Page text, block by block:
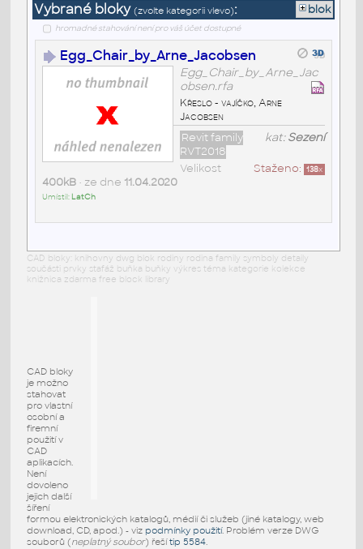
Vybrané bloky (zvolte kategorii vlevo): blok
hromadné stahování není pro váš účet dostupné
Egg_Chair_by_Arne_Jacobsen
Egg_Chair_by_Arne_Jac
obsen.rfa
Křeslo - vajíčko, Arne
Jacobsen
kat:Sezení
Revit family
RVT2018
Staženo: 138x
Velikost
400kB• ze dne 11.04.2020
Umístil: LatCh
CAD bloky: knihovny dwg blok rodiny rodina family symboly detaily
součásti prvky stafáž buňka buňky výkres téma kategorie kolekce
knižnica zdarma free block library
CAD bloky
je možno
stahovat
pro vlastní
osobní a
firemní
použití v
CAD
aplikacích.
Není
dovoleno
jejich další
šíření
formou elektronických katalogů, médií či služeb (jiné katalogy, web
download, CD, apod.) - viz podmínky použití. Problém verze DWG
souborů (neplatný soubor) řešítip 5584.